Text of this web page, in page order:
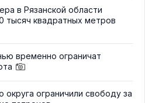
в Рязанской области
тысяч квадратных метров
временно ограничат
ограничили свободу за